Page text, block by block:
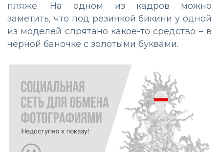
пляже. На одном из кадров можно
заметить, что под резинкой бикини у одной
из моделей спрятано какое-то средство – в
черной баночке с золотыми буквами.